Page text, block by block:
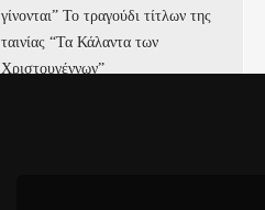
γίνονται” Το τραγούδι τίτλων της
ταινίας “Τα Κάλαντα των
Χριστουγέννων”